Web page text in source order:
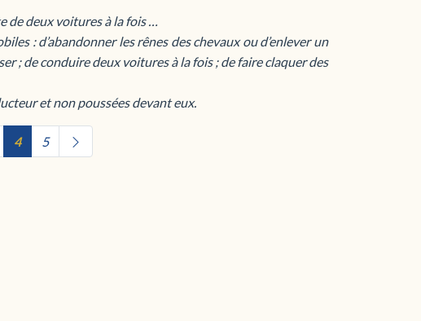
de deux voitures à la fois …
: d’abandonner les rênes des chevaux ou d’enlever un
; de conduire deux voitures à la fois ; de faire claquer des
et non poussées devant eux.
4 5